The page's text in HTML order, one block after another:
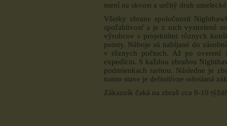
mení na skvost a určitý druh
Všetky zbrane spoločnosti
spoľahlivosť a je z nich vystrelené
výrobcov s projektilmi rôznych
pointy. Náboje sú nabíjané do
v rôznych počtoch. Až po overení
expedíciu. S každou zbraňou
podmienkach raritou. Následne je
tomto stave je definitívne odoslaná
Zákazník čaká na zbraň cca 8-10